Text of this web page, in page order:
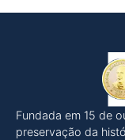
Fundada em 15 de
preservação da